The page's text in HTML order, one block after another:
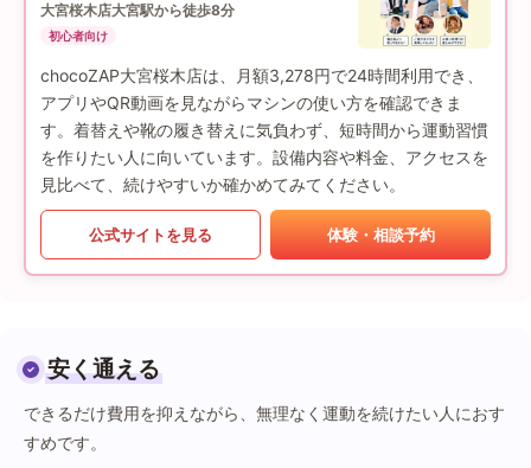
大宮桜木店大宮駅から徒歩8分
初心者向け
chocoZAP大宮桜木店は、月額3,278円で24時間利用でき、
アプリやQR動画を見ながらマシンの使い方を確認できま
す。着替えや靴の履き替えに気負わず、短時間から運動習慣
を作りたい人に向いています。設備内容や料金、アクセスを
見比べて、続けやすいか確かめてみてください。
公式サイトを見る 体験・相談予約
安く通える
できるだけ費用を抑えながら、無理なく運動を続けたい人におす
すめです。